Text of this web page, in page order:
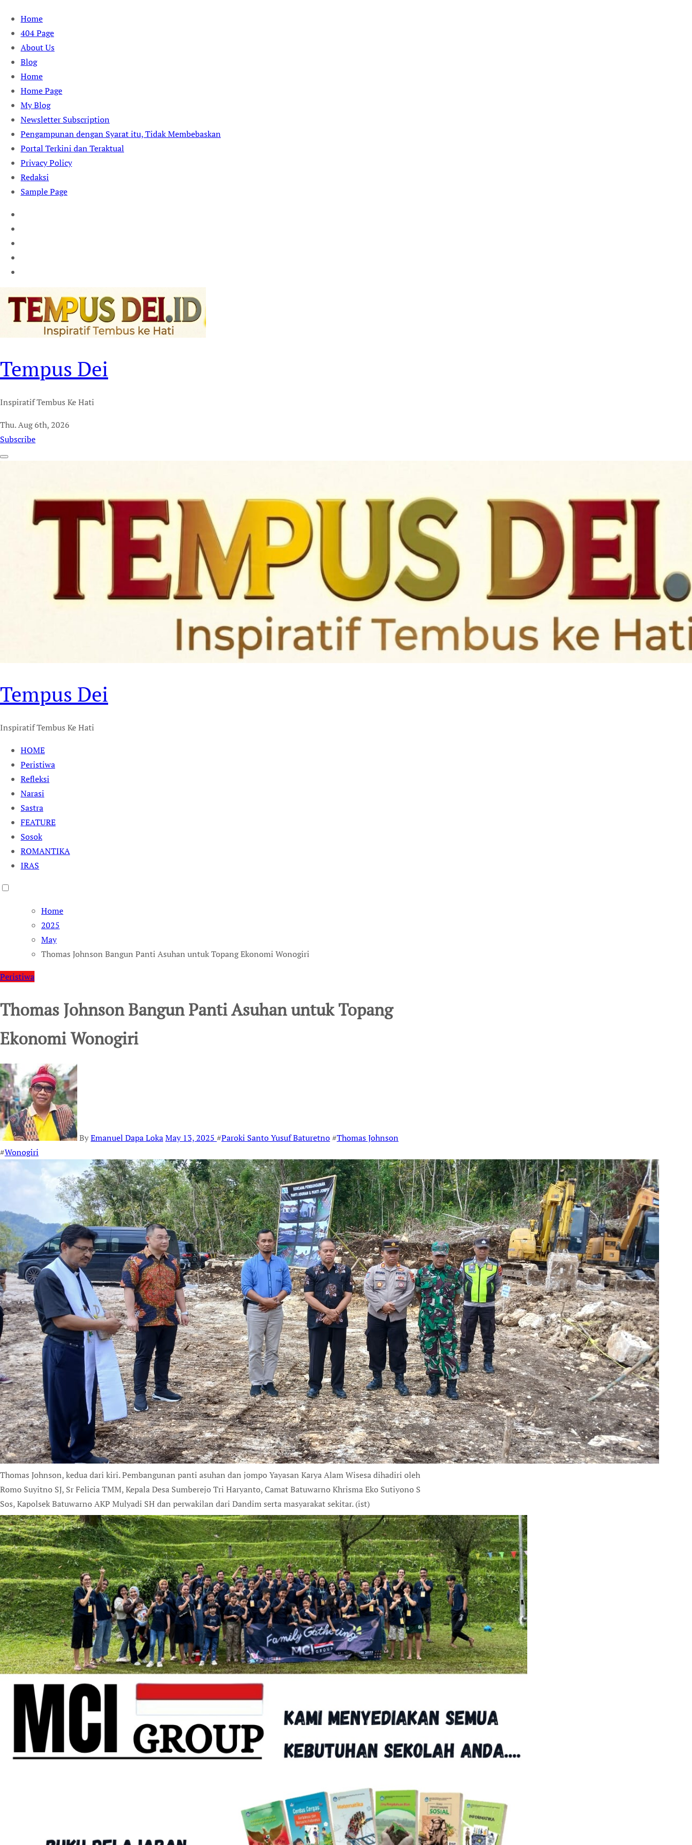
Skip
content
Home
404 Page
About Us
Blog
Home
Home Page
My Blog
Newsletter Subscription
Pengampunan dengan Syarat itu, Tidak Membebaskan
Portal Terkini dan Teraktual
Privacy Policy
Redaksi
Sample Page
Tempus Dei
Inspiratif Tembus Ke Hati
Thu. Aug 6th, 2026
Subscribe
Tempus Dei
Inspiratif Tembus Ke Hati
HOME
Peristiwa
Refleksi
Narasi
Sastra
FEATURE
Sosok
ROMANTIKA
IRAS
Home
2025
May
Thomas Johnson Bangun Panti Asuhan untuk Topang Ekonomi Wonogiri
Peristiwa
Thomas Johnson Bangun Panti Asuhan untuk Topang
Ekonomi Wonogiri
ByEmanuel Dapa LokaMay 13, 2025 #Paroki Santo Yusuf Baturetno#Thomas Johnson
#Wonogiri
Thomas Johnson, kedua dari kiri. Pembangunan panti asuhan dan jompo Yayasan Karya Alam Wisesa dihadiri oleh
Romo Suyitno SJ, Sr Felicia TMM, Kepala Desa Sumberejo Tri Haryanto, Camat Batuwarno Khrisma Eko Sutiyono S
Sos, Kapolsek Batuwarno AKP Mulyadi SH dan perwakilan dari Dandim serta masyarakat sekitar. (ist)